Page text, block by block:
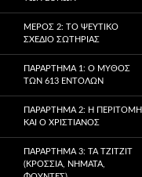
ΜΈΡΟΣ 2: ΤΟ ΨΕΎΤΙΚΟ
ΣΧΈΔΙΟ ΣΩΤΗΡΊΑΣ
ΠΑΡΆΡΤΗΜΑ 1: Ο ΜΎΘΟΣ
ΤΩΝ 613 ΕΝΤΟΛΏΝ
ΠΑΡΆΡΤΗΜΑ 2: Η ΠΕΡΙΤΟΜΉ
ΚΑΙ Ο ΧΡΙΣΤΙΑΝΌΣ
ΠΑΡΆΡΤΗΜΑ 3: ΤΑ TZITZIT
(ΚΡΌΣΣΙΑ, ΝΉΜΑΤΑ,